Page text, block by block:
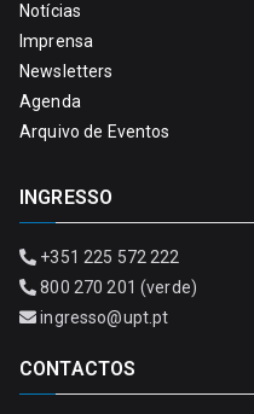
Notícias
Imprensa
Newsletters
Agenda
Arquivo de Eventos
INGRESSO
+351 225 572 222
800 270 201 (verde)
ingresso@upt.pt
CONTACTOS